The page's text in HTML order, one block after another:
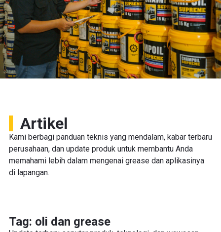
Artikel
Kami berbagi panduan teknis yang mendalam, kabar terbaru
perusahaan, dan update produk untuk membantu Anda
memahami lebih dalam mengenai grease dan aplikasinya
di lapangan.
Tag: oli dan grease